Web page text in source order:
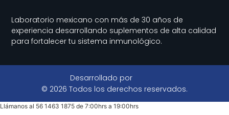
Laboratorio mexicano con más de 30 años de
experiencia desarrollando suplementos de alta calidad
para fortalecer tu sistema inmunológico.
© 2026 Todos los derechos reservados.
Desarrollado por
Llámanos al 56 1463 1875 de 7:00hrs a 19:00hrs